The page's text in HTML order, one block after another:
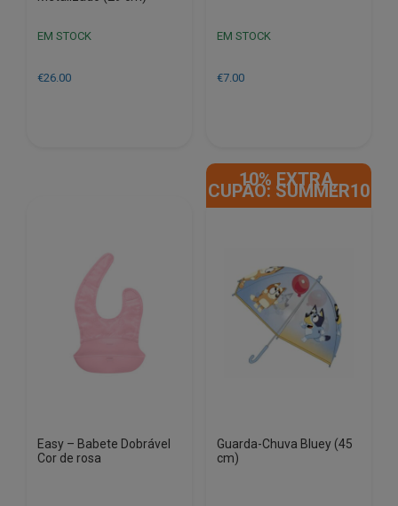
EM STOCK
€26.00
EM STOCK
€7.00
Easy – Babete Dobrável
Cor de rosa
10% EXTRA,
CUPÃO: SUMMER10
Guarda-Chuva Bluey (45
cm)